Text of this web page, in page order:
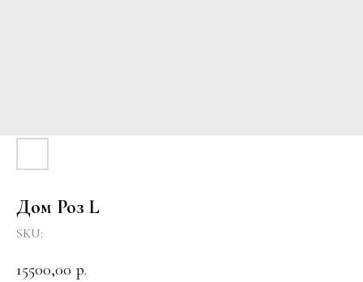
Дом Роз L
SKU:
15500,00 р.